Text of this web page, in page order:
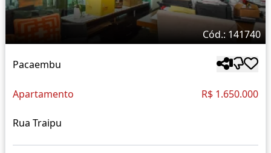
Cód.: 141740
Pacaembu
Apartamento R$ 1.650.000
Rua Traipu